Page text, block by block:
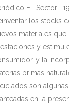
EL Sector ·
los stocks
materiales que
y
y la
primas
son
en la